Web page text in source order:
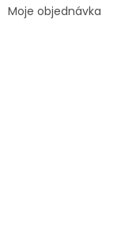
Moje objednávka